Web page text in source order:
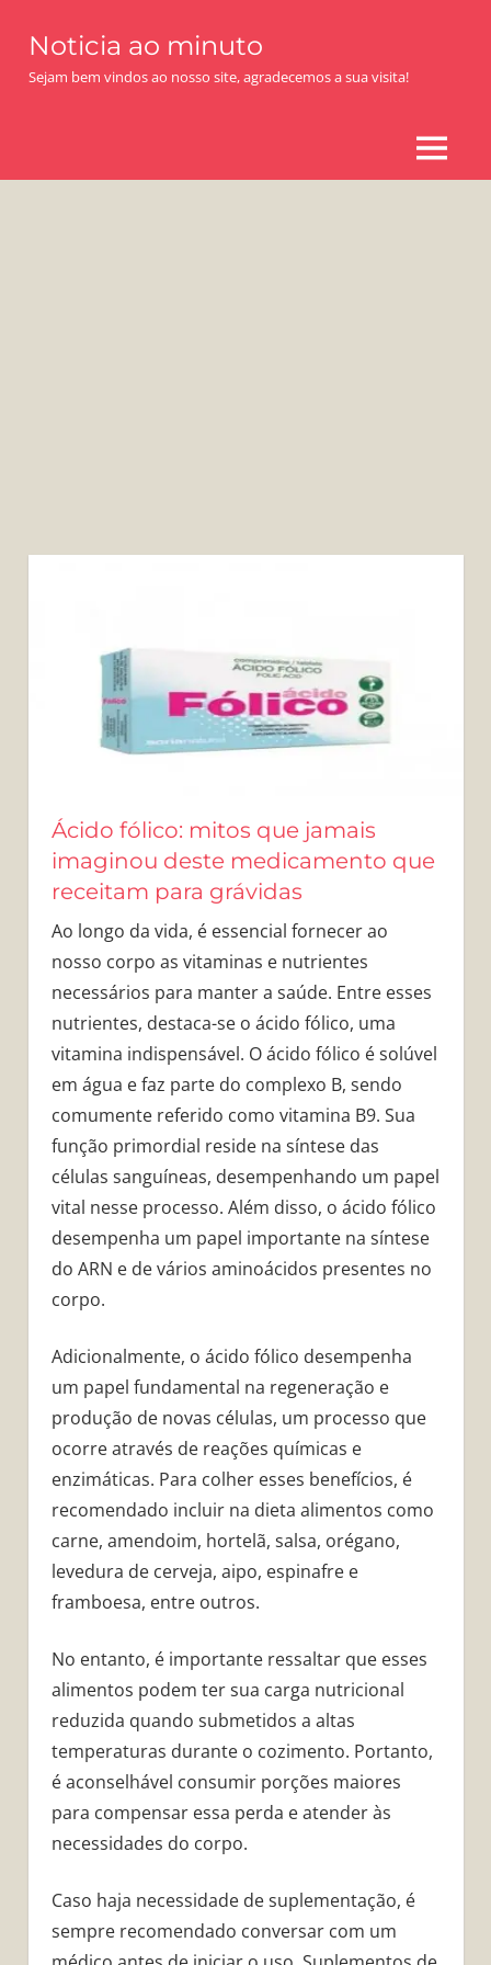
content
Noticia ao minuto
Sejam bem vindos ao nosso site, agradecemos a sua visita!
MENU
Ácido fólico: mitos que jamais
imaginou deste medicamento que
receitam para grávidas
Ao longo da vida, é essencial fornecer ao
nosso corpo as vitaminas e nutrientes
necessários para manter a saúde. Entre esses
nutrientes, destaca-se o ácido fólico, uma
vitamina indispensável. O ácido fólico é solúvel
em água e faz parte do complexo B, sendo
comumente referido como vitamina B9. Sua
função primordial reside na síntese das
células sanguíneas, desempenhando um papel
vital nesse processo. Além disso, o ácido fólico
desempenha um papel importante na síntese
do ARN e de vários aminoácidos presentes no
corpo.
Adicionalmente, o ácido fólico desempenha
um papel fundamental na regeneração e
produção de novas células, um processo que
ocorre através de reações químicas e
enzimáticas. Para colher esses benefícios, é
recomendado incluir na dieta alimentos como
carne, amendoim, hortelã, salsa, orégano,
levedura de cerveja, aipo, espinafre e
framboesa, entre outros.
No entanto, é importante ressaltar que esses
alimentos podem ter sua carga nutricional
reduzida quando submetidos a altas
temperaturas durante o cozimento. Portanto,
é aconselhável consumir porções maiores
para compensar essa perda e atender às
necessidades do corpo.
Caso haja necessidade de suplementação, é
sempre recomendado conversar com um